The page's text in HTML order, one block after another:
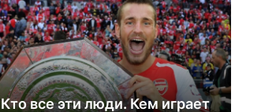
Кто все эти люди. Кем играет